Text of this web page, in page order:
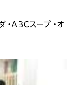
・ＡＢＣスープ ・オ